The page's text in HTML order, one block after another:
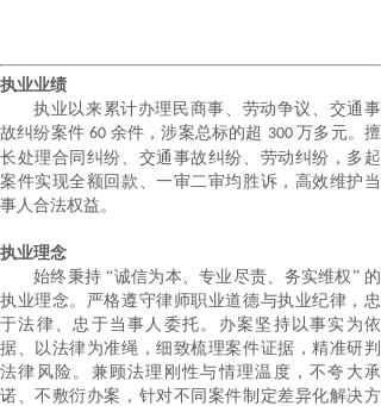
执业业绩
执业以来累计办理民商事、劳动争议、 交通事
故纠纷案件 60 余件，涉案总标的超 300 万多 元。擅
长处理合同纠纷、交通事故纠纷、 劳动纠纷 ，多起
案件实现全额回款、一审二审均胜诉，高效维护当
事人合法权益。
执业理念
始终秉持 “诚信为本、专业尽责、务实维权” 的
执业理念。严格遵守律师职业道德与执业纪律，忠
于法律、忠于当事人委托。办案坚持以事实为依
据、以法律为准绳，细致梳理案件证据，精准研判
法律风险。兼顾法理刚性与情理温度，不夸大承
诺、不敷衍办案，针对不同案件制定差异化解决方